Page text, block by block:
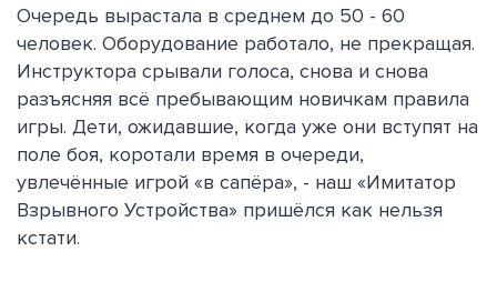
Очередь вырастала в среднем до 50 - 60
человек. Оборудование работало, не прекращая.
Инструктора срывали голоса, снова и снова
разъясняя всё пребывающим новичкам правила
игры. Дети, ожидавшие, когда уже они вступят на
поле боя, коротали время в очереди,
увлечённые игрой «в сапёра», - наш «Имитатор
Взрывного Устройства» пришёлся как нельзя
кстати.